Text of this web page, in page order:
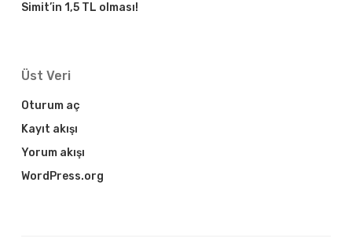
Simit’in 1,5 TL olması!
Üst Veri
Oturum aç
Kayıt akışı
Yorum akışı
WordPress.org